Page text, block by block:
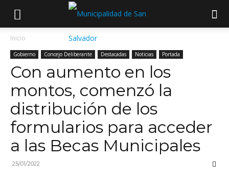
Inicio
Gobierno Concejo Deliberante Destacadas Noticias Portada
Con aumento en los
montos, comenzó la
distribución de los
formularios para acceder
a las Becas Municipales
25/01/2022